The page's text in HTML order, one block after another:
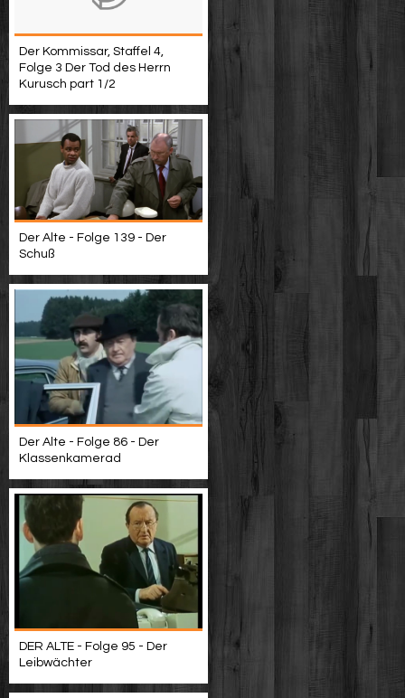
Der Kommissar, Staffel 4,
Folge 3 Der Tod des Herrn
Kurusch part 1/2
Der Alte - Folge 139 - Der
Schuß
Der Alte - Folge 86 - Der
Klassenkamerad
DER ALTE - Folge 95 - Der
Leibwächter